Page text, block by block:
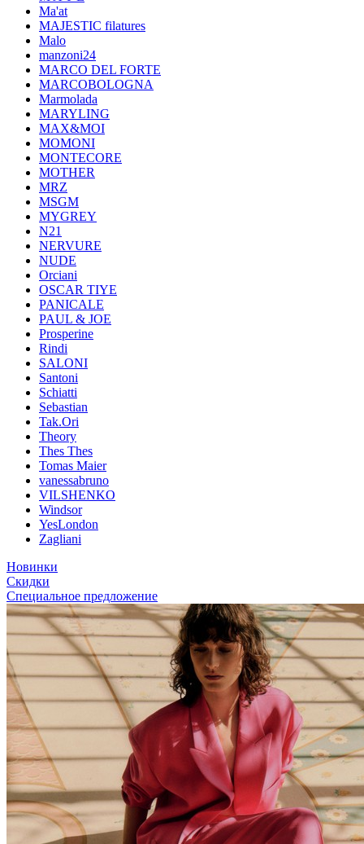
Ma'at
MAJESTIC filatures
Malo
manzoni24
MARCO DEL FORTE
MARCOBOLOGNA
Marmolada
MARYLING
MAX&MOI
MOMONI
MONTECORE
MOTHER
MRZ
MSGM
MYGREY
N21
NERVURE
NUDE
Orciani
OSCAR TIYE
PANICALE
PAUL & JOE
Prosperine
Rindi
SALONI
Santoni
Schiatti
Sebastian
Tak.Ori
Theory
Thes Thes
Tomas Maier
vanessabruno
VILSHENKO
Windsor
YesLondon
Zagliani
Новинки
Скидки
Специальное предложение